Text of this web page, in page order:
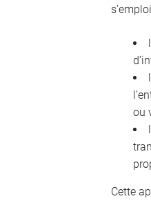
ou
Cette